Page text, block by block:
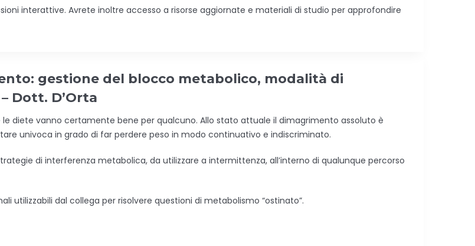
interattive. Avrete inoltre accesso a risorse aggiornate e materiali di studio per approfondire
gestione del blocco metabolico, modalità di
Dott. D’Orta
diete vanno certamente bene per qualcuno. Allo stato attuale il dimagrimento assoluto è
univoca in grado di far perdere peso in modo continuativo e indiscriminato.
di interferenza metabolica, da utilizzare a intermittenza, all’interno di qualunque percorso
utilizzabili dal collega per risolvere questioni di metabolismo “ostinato”.